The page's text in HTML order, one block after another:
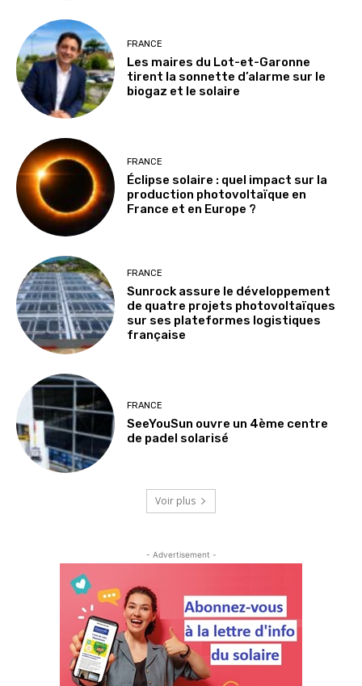
FRANCE
Les maires du Lot-et-Garonne
tirent la sonnette d’alarme sur le
biogaz et le solaire
FRANCE
Éclipse solaire : quel impact sur la
production photovoltaïque en
France et en Europe ?
FRANCE
Sunrock assure le développement
de quatre projets photovoltaïques
sur ses plateformes logistiques
française
FRANCE
SeeYouSun ouvre un 4ème centre
de padel solarisé
Voir plus
- Advertisement -